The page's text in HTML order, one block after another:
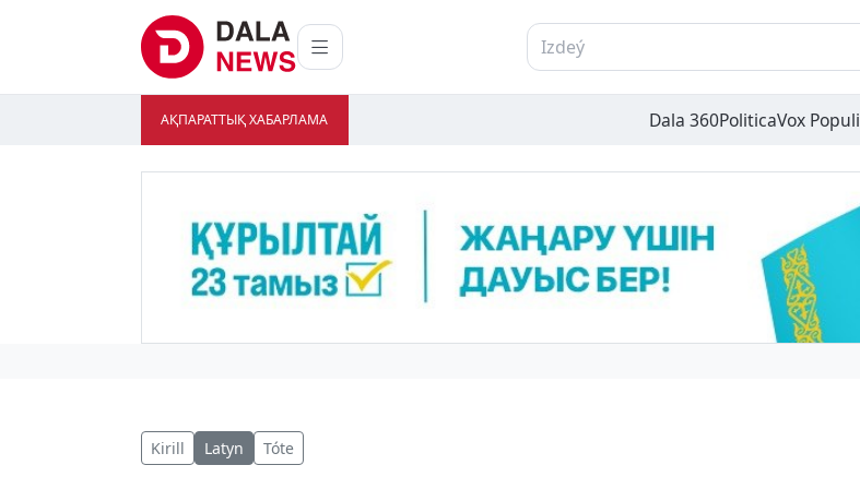
АҚПАРАТТЫҚ ХАБАРЛАМА Dala 360PoliticaVox Populi
Kirill Latyn Tóte